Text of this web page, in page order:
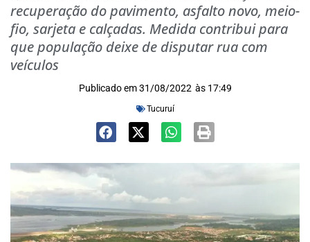
recuperação do pavimento, asfalto novo, meio-
fio, sarjeta e calçadas. Medida contribui para
que população deixe de disputar rua com
veículos
Publicado em 31/08/2022 às 17:49
Tucuruí